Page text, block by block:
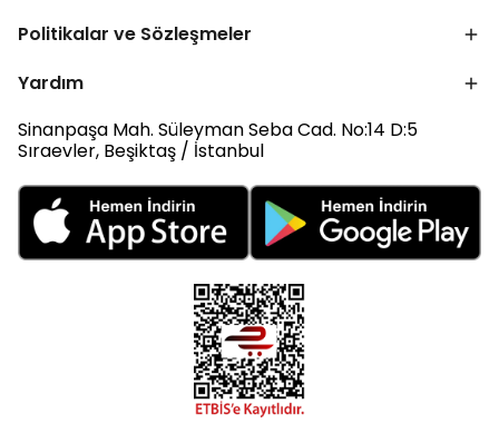
Politikalar ve Sözleşmeler
Yardım
Sinanpaşa Mah. Süleyman Seba Cad. No:14 D:5
Sıraevler, Beşiktaş / İstanbul